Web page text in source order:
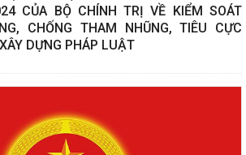
CỦA BỘ CHÍNH TRỊ VỀ KIỂM SOÁT
CHỐNG THAM NHŨNG, TIÊU CỰC
DỰNG PHÁP LUẬT